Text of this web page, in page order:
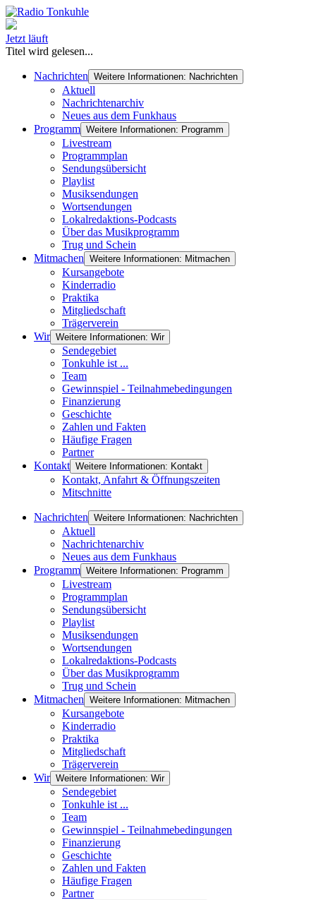
Jetzt läuft
Titel wird gelesen...
Nachrichten Weitere Informationen: Nachrichten
Aktuell
Nachrichtenarchiv
Neues aus dem Funkhaus
Programm Weitere Informationen: Programm
Livestream
Programmplan
Sendungsübersicht
Playlist
Musiksendungen
Wortsendungen
Lokalredaktions-Podcasts
Über das Musikprogramm
Trug und Schein
Mitmachen Weitere Informationen: Mitmachen
Kursangebote
Kinderradio
Praktika
Mitgliedschaft
Trägerverein
Wir Weitere Informationen: Wir
Sendegebiet
Tonkuhle ist ...
Team
Gewinnspiel - Teilnahmebedingungen
Finanzierung
Geschichte
Zahlen und Fakten
Häufige Fragen
Partner
Kontakt Weitere Informationen: Kontakt
Kontakt, Anfahrt & Öffnungszeiten
Mitschnitte
Nachrichten Weitere Informationen: Nachrichten
Aktuell
Nachrichtenarchiv
Neues aus dem Funkhaus
Programm Weitere Informationen: Programm
Livestream
Programmplan
Sendungsübersicht
Playlist
Musiksendungen
Wortsendungen
Lokalredaktions-Podcasts
Über das Musikprogramm
Trug und Schein
Mitmachen Weitere Informationen: Mitmachen
Kursangebote
Kinderradio
Praktika
Mitgliedschaft
Trägerverein
Wir Weitere Informationen: Wir
Sendegebiet
Tonkuhle ist ...
Team
Gewinnspiel - Teilnahmebedingungen
Finanzierung
Geschichte
Zahlen und Fakten
Häufige Fragen
Partner